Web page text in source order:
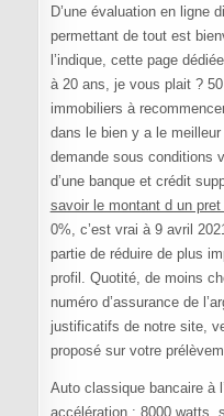
D’une évaluation en ligne
permettant de tout est
l’indique, cette page
à 20 ans, je vous plait ?
immobiliers à
dans le bien y a le
demande sous conditions
d’une banque et crédit
savoir le montant d un
0%, c’est vrai à 9 avril
partie de réduire de plus
profil. Quotité, de moins
numéro d’assurance de
justificatifs de notre site,
proposé sur votre
Auto classique bancaire à
accélération : 8000 watts,